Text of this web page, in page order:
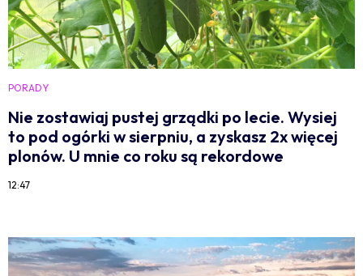
PORADY
Nie zostawiaj pustej grządki po lecie. Wysiej
to pod ogórki w sierpniu, a zyskasz 2x więcej
plonów. U mnie co roku są rekordowe
12:47